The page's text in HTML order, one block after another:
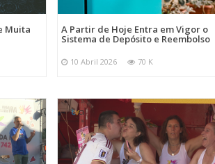
Muita A Partir de Hoje Entra em Vigor o
Sistema de Depósito e Reembolso
10 Abril 2026 70 K